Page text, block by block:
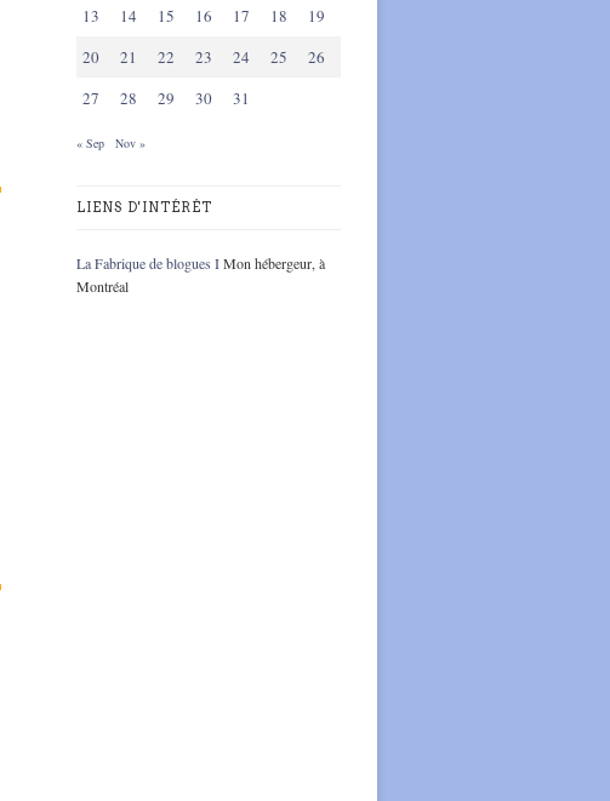
13
14 15 16 17 18
19
20
21 22 23 24 25
26
27
28 29 30 31
« Sep Nov »
LIENS D'INTÉRÊT
La Fabrique de blogues IMon hébergeur, à
Montréal